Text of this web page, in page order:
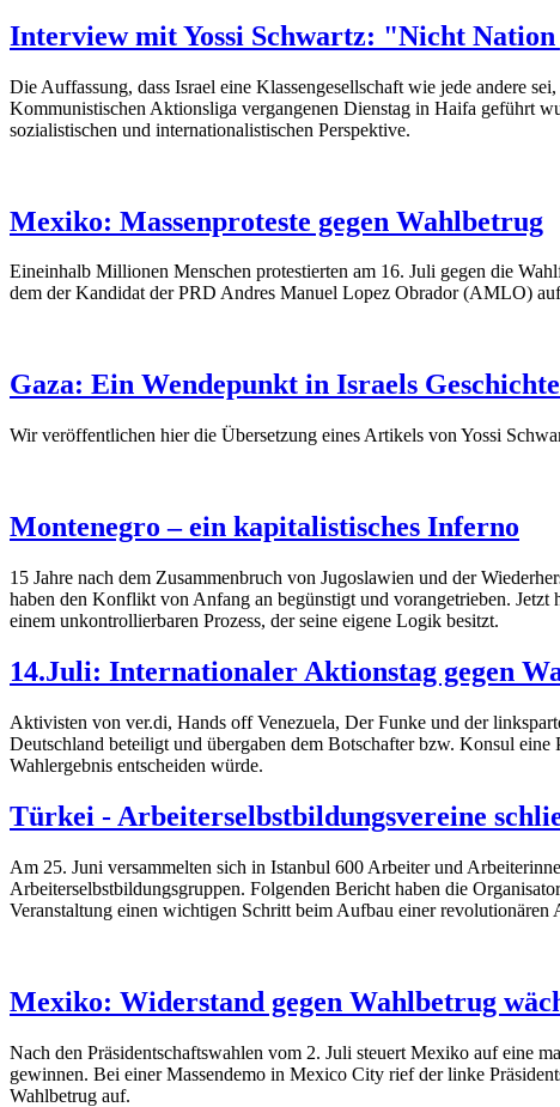
Interview mit Yossi Schwartz: "Nicht Nation
Die Auffassung, dass Israel eine Klassengesellschaft wie jede andere
Kommunistischen Aktionsliga vergangenen Dienstag in Haifa geführt
sozialistischen und internationalistischen Perspektive.
Mexiko: Massenproteste gegen Wahlbetrug
Eineinhalb Millionen Menschen protestierten am 16. Juli gegen die
dem der Kandidat der PRD Andres Manuel Lopez Obrador (AMLO)
Gaza: Ein Wendepunkt in Israels
Wir veröffentlichen hier die Übersetzung eines Artikels von Yossi
Montenegro – ein kapitalistisches Inferno
15 Jahre nach dem Zusammenbruch von Jugoslawien und der
haben den Konflikt von Anfang an begünstigt und vorangetrieben.
einem unkontrollierbaren Prozess, der seine eigene Logik besitzt.
14.Juli: Internationaler Aktionstag gegen
Aktivisten von ver.di, Hands off Venezuela, Der Funke und der
Deutschland beteiligt und übergaben dem Botschafter bzw. Konsul
Wahlergebnis entscheiden würde.
Türkei - Arbeiterselbstbildungsvereine
Am 25. Juni versammelten sich in Istanbul 600 Arbeiter und
Arbeiterselbstbildungsgruppen. Folgenden Bericht haben die
Veranstaltung einen wichtigen Schritt beim Aufbau einer
Mexiko: Widerstand gegen Wahlbetrug
Nach den Präsidentschaftswahlen vom 2. Juli steuert Mexiko auf eine
gewinnen. Bei einer Massendemo in Mexico City rief der linke
Wahlbetrug auf.